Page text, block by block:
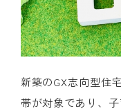
新築のGX志向型住
帯が対象であり、